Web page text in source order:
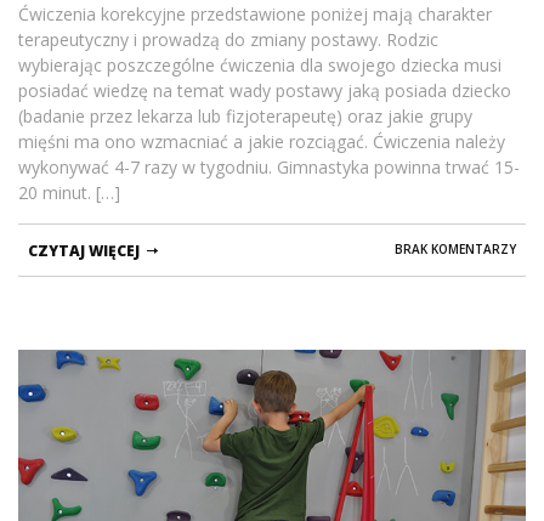
Ćwiczenia korekcyjne przedstawione poniżej mają charakter
terapeutyczny i prowadzą do zmiany postawy. Rodzic
wybierając poszczególne ćwiczenia dla swojego dziecka musi
posiadać wiedzę na temat wady postawy jaką posiada dziecko
(badanie przez lekarza lub fizjoterapeutę) oraz jakie grupy
mięśni ma ono wzmacniać a jakie rozciągać. Ćwiczenia należy
wykonywać 4-7 razy w tygodniu. Gimnastyka powinna trwać 15-
20 minut. […]
BRAK KOMENTARZY
CZYTAJ WIĘCEJ